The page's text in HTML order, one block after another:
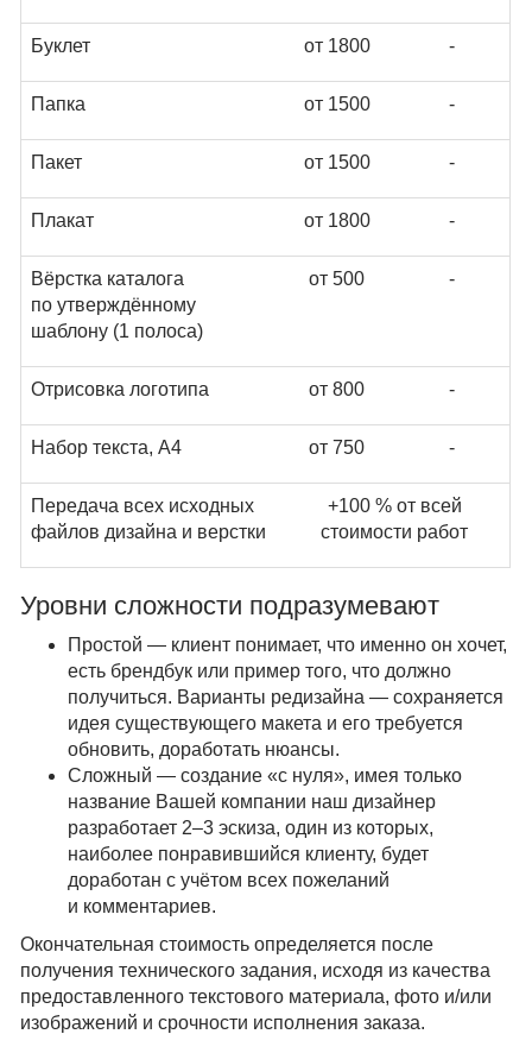
Буклет от 1800 -
Папка от 1500 -
Пакет от 1500 -
Плакат от 1800 -
Вёрстка каталога
по утверждённому
шаблону (1 полоса)
от 500 -
Отрисовка логотипа от 800 -
Набор текста, А4 от 750 -
Передача всех исходных
файлов дизайна и верстки
+100 % от всей
стоимости работ
Уровни сложности подразумевают
Простой — клиент понимает, что именно он хочет,
есть брендбук или пример того, что должно
получиться. Варианты редизайна — сохраняется
идея существующего макета и его требуется
обновить, доработать нюансы.
Сложный — создание «с нуля», имея только
название Вашей компании наш дизайнер
разработает 2–3 эскиза, один из которых,
наиболее понравившийся клиенту, будет
доработан с учётом всех пожеланий
и комментариев.
Окончательная стоимость определяется после
получения технического задания, исходя из качества
предоставленного текстового материала, фото и/или
изображений и срочности исполнения заказа.